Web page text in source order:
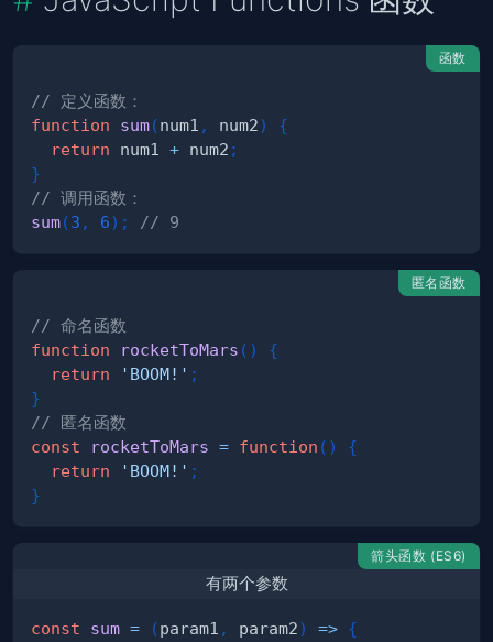
函数
// 定义函数：
function
sum(num1 , num2)
{
return num1 + num2 ;
}
// 调用函数：
sum(3 , 6) ; // 9
匿名函数
// 命名函数
function
rocketToMars ( )
{
return
'BOOM!' ;
}
// 匿名函数
const
rocketToMars = function ( )
{
return
'BOOM!' ;
}
箭头函数 (ES6)
有两个参数
const sum = (param1 , param2) => {